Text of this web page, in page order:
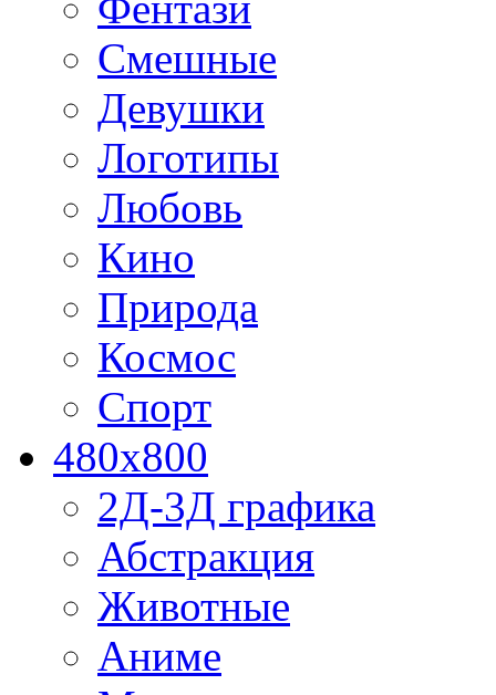
Смешные
Девушки
Логотипы
Любовь
Кино
Природа
Космос
Спорт
480x800
2Д-3Д графика
Абстракция
Животные
Аниме